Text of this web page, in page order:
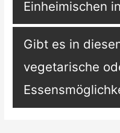
Einheimischen
Gibt es in
vegetarische